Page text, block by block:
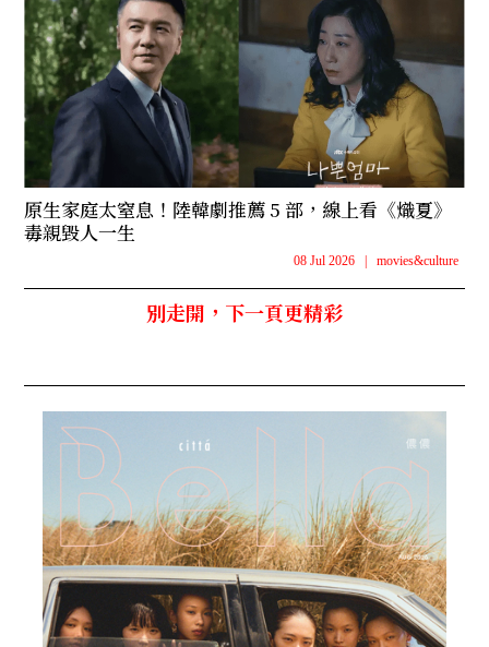
原生家庭太窒息！陸韓劇推薦 5 部，線上看《熾夏》
毒親毀人一生
08 Jul 2026 | movies&culture
別走開，下一頁更精彩